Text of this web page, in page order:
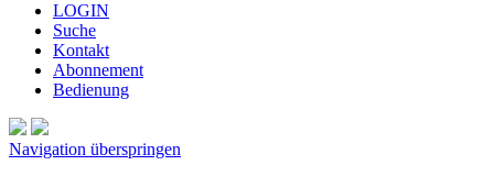
LOGIN
Suche
Kontakt
Abonnement
Bedienung
Navigation überspringen